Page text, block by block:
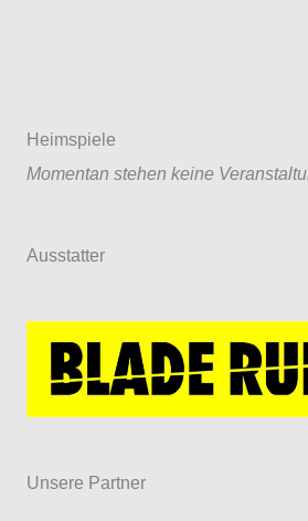
Heimspiele
Momentan stehen keine
Ausstatter
Unsere Partner